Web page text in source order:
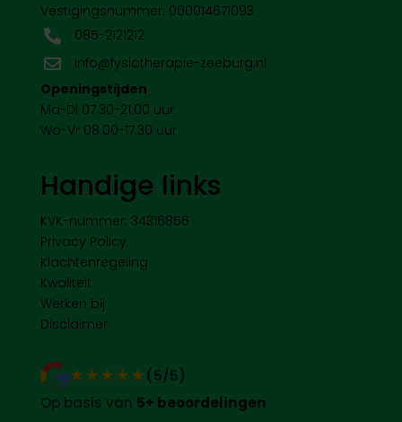
Vestigingsnummer: 000014671093
 085-2121212

info@fysiotherapie-zeeburg.nl
Openingstijden
Ma-Di 07.30-21.00 uur
Wo-Vr 08.00-17.30 uur
Handige links
KVK-nummer: 34316856
Privacy Policy
Klachtenregeling
Kwaliteit
Werken bij
Disclaimer
★★★★★
★★★★★(5/5)
Op basis van 5+ beoordelingen